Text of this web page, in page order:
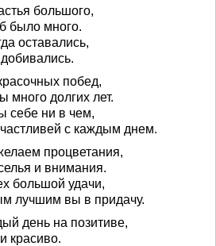
большого,
было много.
оставались,
побед,
много долгих лет.
себе ни в чем,
с каждым днем.
процветания,
и внимания.
большой удачи,
лучшим вы в придачу.
день на позитиве,
красиво.